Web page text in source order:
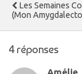
Les Semaines
(Mon
4 réponses
Amélie